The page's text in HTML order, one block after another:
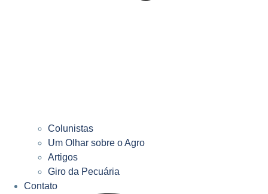
Colunistas
Um Olhar sobre o Agro
Artigos
Giro da Pecuária
Contato